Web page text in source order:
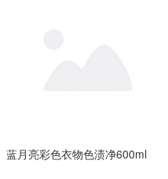
蓝月亮彩色衣物色渍净600ml